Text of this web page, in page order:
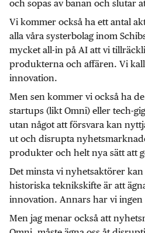
och sopas av banan och slutar
Vi kommer också ha ett antal
alla våra systerbolag inom
mycket all-in på AI att vi
produkterna och affären. Vi
innovation.
Men sen kommer vi också ha
startups (likt Omni) eller tech-
utan något att försvara kan
ut och disrupta
produkter och helt nya sätt att
Det minsta vi nyhetsaktörer
historiska teknikskifte är att
innovation. Annars har vi ingen
Men jag menar också att